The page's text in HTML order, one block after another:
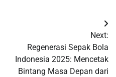
Next:
Regenerasi Sepak Bola
Indonesia 2025: Mencetak
Bintang Masa Depan dari